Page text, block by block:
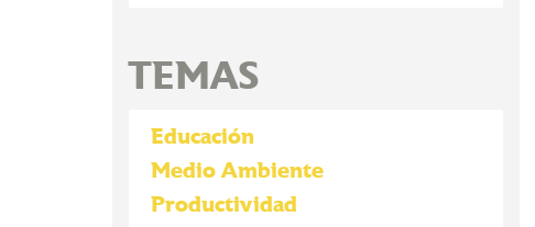
TEMAS
Educación
Medio Ambiente
Productividad